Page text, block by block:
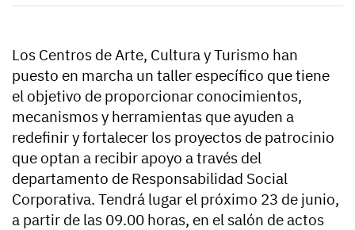
Los Centros de Arte, Cultura y Turismo han
puesto en marcha un taller específico que tiene
el objetivo de proporcionar conocimientos,
mecanismos y herramientas que ayuden a
redefinir y fortalecer los proyectos de patrocinio
que optan a recibir apoyo a través del
departamento de Responsabilidad Social
Corporativa. Tendrá lugar el próximo 23 de junio,
a partir de las 09.00 horas, en el salón de actos